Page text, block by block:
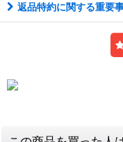
返品特約に関する重要